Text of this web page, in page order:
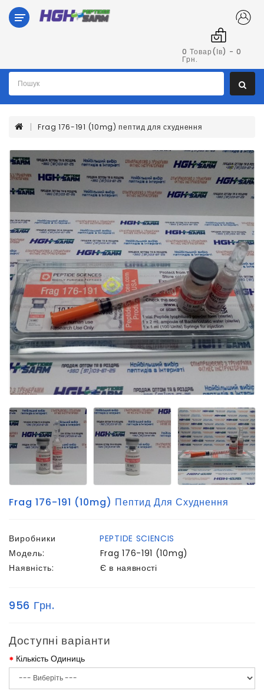
Категорії
Пептиди
0 Товар(ів) - 0
Грн.
Frag 176-191 (10mg) пептид для схуднення
Frag 176-191 (10mg) Пептид Для Схуднення
Виробники
PEPTIDE SCIENCIS
Модель:
Frag 176-191 (10mg)
Наявність:
Є в наявності
956 Грн.
Доступні варіанти
Кількість Одиниць